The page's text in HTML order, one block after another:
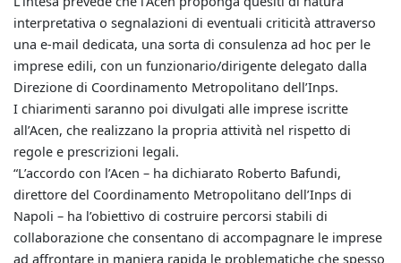
interpretativa o segnalazioni di eventuali criticità attraverso
una e-mail dedicata, una sorta di consulenza ad hoc per le
imprese edili, con un funzionario/dirigente delegato dalla
Direzione di Coordinamento Metropolitano dell’Inps.
I chiarimenti saranno poi divulgati alle imprese iscritte
all’Acen, che realizzano la propria attività nel rispetto di
regole e prescrizioni legali.
“L’accordo con l’Acen – ha dichiarato Roberto Bafundi,
direttore del Coordinamento Metropolitano dell’Inps di
Napoli – ha l’obiettivo di costruire percorsi stabili di
collaborazione che consentano di accompagnare le imprese
ad affrontare in maniera rapida le problematiche che spesso